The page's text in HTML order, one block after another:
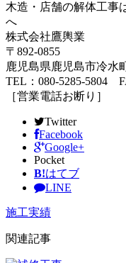
木造・店舗の解体工事
へ
株式会社鷹輿業
〒892-0855
鹿児島県鹿児島市冷水
TEL：080-5285-5804
［営業電話お断り］
Twitter
Facebook
Google+
Pocket
B!はてブ
LINE
施工実績
関連記事